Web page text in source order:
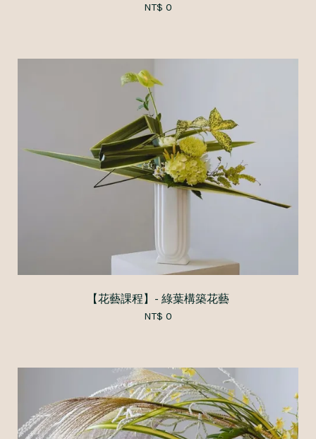
NT$ 0
【花藝課程】- 綠葉構築花藝
NT$ 0